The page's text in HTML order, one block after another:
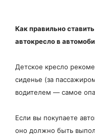
Как правильно ставить
автокресло в
Детское кресло
сиденье (за
водителем — самое
Если вы покупаете
оно должно быть